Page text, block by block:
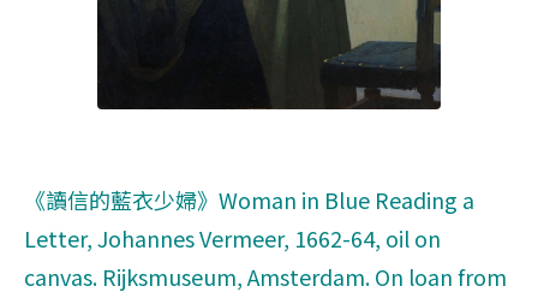
《讀信的藍衣少婦》Woman in Blue Reading a
Letter, Johannes Vermeer, 1662-64, oil on
canvas. Rijksmuseum, Amsterdam. On loan from